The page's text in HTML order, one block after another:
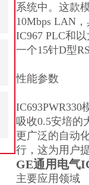
系统中。这款
10Mbps LAN
IC967 PLC和
一个15针D型
性能参数
IC693PWR330
吸收0.5安培的
更广泛的自动
行，这为用户
GE通用电气
主要应用领域